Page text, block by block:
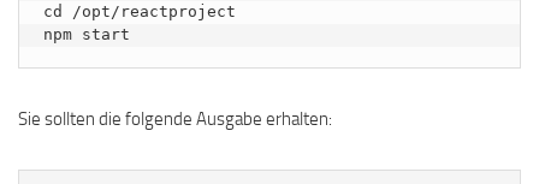
cd /opt/reactproject
npm start
Sie sollten die folgende Ausgabe erhalten: